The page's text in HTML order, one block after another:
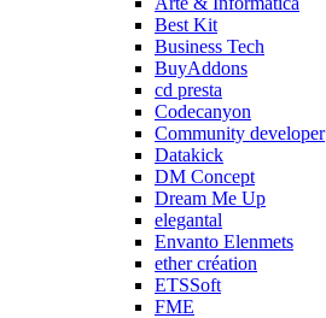
Best Kit
Business Tech
BuyAddons
cd presta
Codecanyon
Community developer
Datakick
DM Concept
Dream Me Up
elegantal
Envanto Elenmets
ether création
ETSSoft
FME